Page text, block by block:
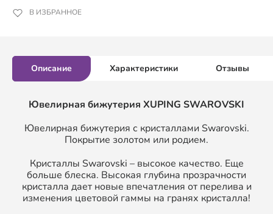
В ИЗБРАННОЕ
Описание Характеристики Отзывы
Ювелирная бижутерия XUPING SWAROVSKI
Ювелирная бижутерия с кристаллами Swarovski.
Покрытие золотом или родием.
Кристаллы Swarovski – высокое качество. Еще
больше блеска. Высокая глубина прозрачности
кристалла дает новые впечатления от перелива и
изменения цветовой гаммы на гранях кристалла!